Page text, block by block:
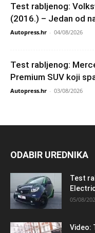
Test rabljenog:
(2016.) – Jedan od
Autopress.hr - 04/08/2026
Test rabljenog:
Premium SUV koji
Autopress.hr - 03/08/2026
ODABIR UREDNIKA
Test
05/08/
Video: